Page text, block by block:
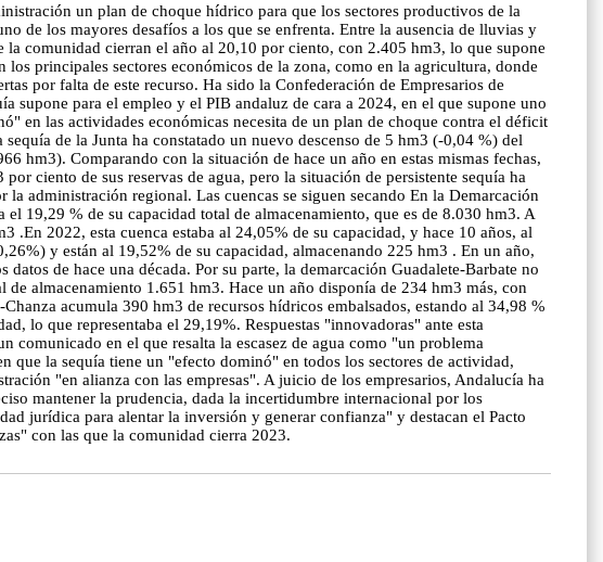
un plan de choque hídrico para que los sectores productivos de la
de los mayores desafíos a los que se enfrenta. Entre la ausencia de lluvias y
la comunidad cierran el año al 20,10 por ciento, con 2.405 hm3, lo que supone
principales sectores económicos de la zona, como en la agricultura, donde
por falta de este recurso. Ha sido la Confederación de Empresarios de
supone para el empleo y el PIB andaluz de cara a 2024, en el que supone uno
en las actividades económicas necesita de un plan de choque contra el déficit
de la Junta ha constatado un nuevo descenso de 5 hm3 (-0,04 %) del
hm3). Comparando con la situación de hace un año en estas mismas fechas,
ciento de sus reservas de agua, pero la situación de persistente sequía ha
administración regional. Las cuencas se siguen secando En la Demarcación
19,29 % de su capacidad total de almacenamiento, que es de 8.030 hm3. A
.En 2022, esta cuenca estaba al 24,05% de su capacidad, y hace 10 años, al
y están al 19,52% de su capacidad, almacenando 225 hm3 . En un año,
de hace una década. Por su parte, la demarcación Guadalete-Barbate no
almacenamiento 1.651 hm3. Hace un año disponía de 234 hm3 más, con
acumula 390 hm3 de recursos hídricos embalsados, estando al 34,98 %
lo que representaba el 29,19%. Respuestas "innovadoras" ante esta
comunicado en el que resalta la escasez de agua como "un problema
la sequía tiene un "efecto dominó" en todos los sectores de actividad,
"en alianza con las empresas". A juicio de los empresarios, Andalucía ha
mantener la prudencia, dada la incertidumbre internacional por los
jurídica para alentar la inversión y generar confianza" y destacan el Pacto
con las que la comunidad cierra 2023.